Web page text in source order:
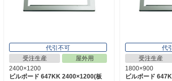
代引不可
受注生産
屋外用
2400×1200
ビルボード 647KK 2400×1200(板
代
受注生産
1800×900
ビルボード